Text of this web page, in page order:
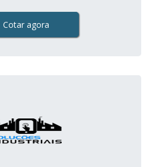
Cotar agora